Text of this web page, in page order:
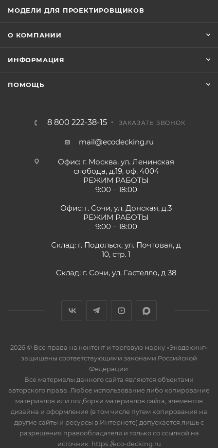
МОДЕЛИ ДЛЯ ПРОЕКТИРОВЩИКОВ
О КОМПАНИИ
ИНФОРМАЦИЯ
ПОМОЩЬ
8 800 222-38-15 ЗАКАЗАТЬ ЗВОНОК
mail@ecodecking.ru
Офис: г. Москва, ул. Ленинская
слобода, д.19, оф. 4004
РЕЖИМ РАБОТЫ
9:00 – 18:00
Офис: г. Сочи, ул. Донская, д.3
РЕЖИМ РАБОТЫ
9:00 – 18:00
Склад: г. Подольск, ул. Почтовая, д
10, стр. 1
Склад: г. Сочи, ул. Гастелло, д 38
2026 © Все права на контент и торговую марку «Экодекинг»
защищены соответствующими законами Российской
Федерации.
Все материалы данного сайта являются объектами
авторского права. Любое использование либо копирование
материалов или подборки материалов сайта, элементов
дизайна и оформления (в том числе путем копирования на
другие сайты и ресурсы в Интернете) допускается лишь с
разрешения правообладателя и только со ссылкой на
источник: https://eco-decking.ru